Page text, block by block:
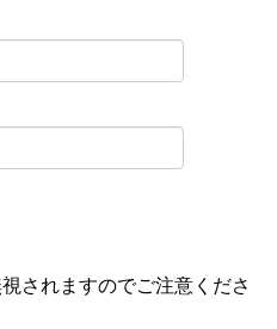
されますのでご注意くださ